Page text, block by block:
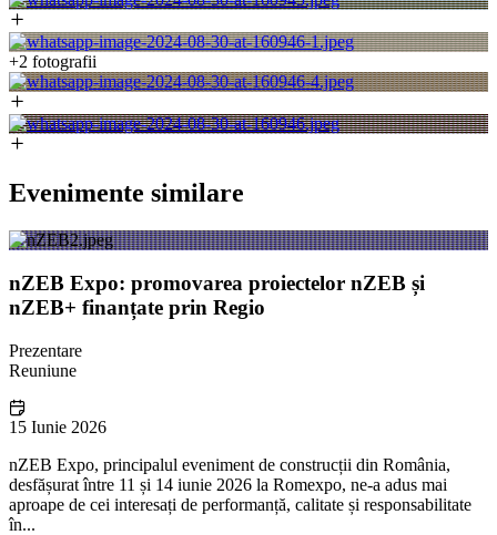
+2 fotografii
Evenimente similare
nZEB Expo: promovarea proiectelor nZEB și
nZEB+ finanțate prin Regio
Prezentare
Reuniune
15 Iunie 2026
nZEB Expo, principalul eveniment de construcții din România,
desfășurat între 11 și 14 iunie 2026 la Romexpo, ne-a adus mai
aproape de cei interesați de performanță, calitate și responsabilitate
în...